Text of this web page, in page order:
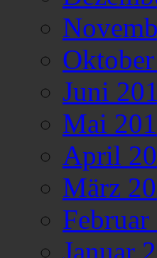
Juni
Mai
April
März
Februar
Januar